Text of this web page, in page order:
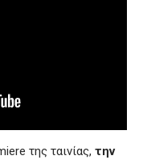
της ταινίας, την